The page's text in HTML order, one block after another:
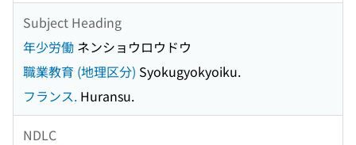
Subject Heading
年少労働 ネンショウロウドウ
職業教育 (地理区分) Syokugyokyoiku.
フランス. Huransu.
NDLC